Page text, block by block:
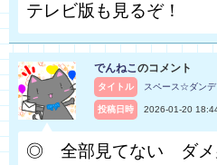
テレビ版も見るぞ！
でんねこのコメント
タイトル スペース☆ダンデ
投稿日時 2026-01-20
◎ 全部見てない ダメ